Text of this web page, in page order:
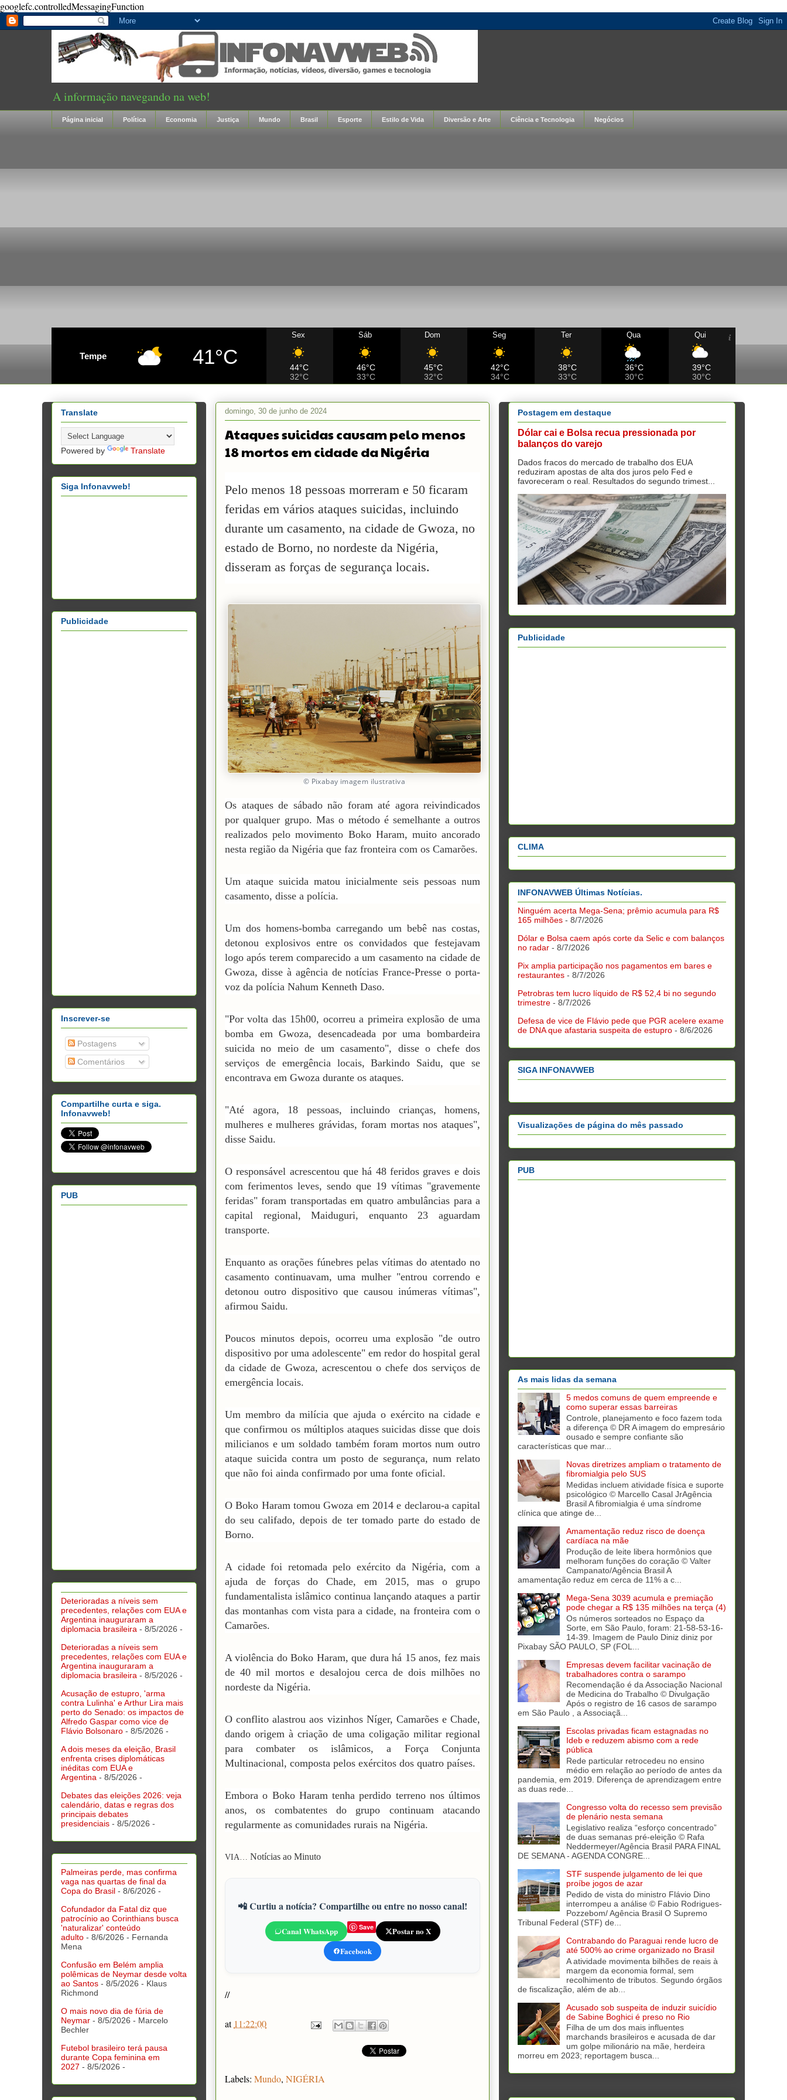
googlefc.controlledMessagingFunction
A informação navegando na web!
Página inicial Política Economia Justiça Mundo Brasil Esporte Estilo de Vida Diversão e Arte Ciência e Tecnologia Negócios
Tempe 41°C
Sex
44°C
32°C
Sáb
46°C
33°C
Dom
45°C
32°C
Seg
42°C
34°C
Ter
38°C
33°C
Qua
36°C
30°C
Qui
39°C
30°C
domingo, 30 de junho de 2024
Ataques suicidas causam pelo menos
18 mortos em cidade da Nigéria
Pelo menos 18 pessoas morreram e 50 ficaram
feridas em vários ataques suicidas, incluindo
durante um casamento, na cidade de Gwoza, no
estado de Borno, no nordeste da Nigéria,
disseram as forças de segurança locais.
© Pixabay imagem ilustrativa
Os ataques de sábado não foram até agora reivindicados
por qualquer grupo. Mas o método é semelhante a outros
realizados pelo movimento Boko Haram, muito ancorado
nesta região da Nigéria que faz fronteira com os Camarões.
Um ataque suicida matou inicialmente seis pessoas num
casamento, disse a polícia.
Um dos homens-bomba carregando um bebê nas costas,
detonou explosivos entre os convidados que festejavam
logo após terem comparecido a um casamento na cidade de
Gwoza, disse à agência de notícias France-Presse o porta-
voz da polícia Nahum Kenneth Daso.
"Por volta das 15h00, ocorreu a primeira explosão de uma
bomba em Gwoza, desencadeada por uma bombardeira
suicida no meio de um casamento", disse o chefe dos
serviços de emergência locais, Barkindo Saidu, que se
encontrava em Gwoza durante os ataques.
"Até agora, 18 pessoas, incluindo crianças, homens,
mulheres e mulheres grávidas, foram mortas nos ataques",
disse Saidu.
O responsável acrescentou que há 48 feridos graves e dois
com ferimentos leves, sendo que 19 vítimas "gravemente
feridas" foram transportadas em quatro ambulâncias para a
capital regional, Maiduguri, enquanto 23 aguardam
transporte.
Enquanto as orações fúnebres pelas vítimas do atentado no
casamento continuavam, uma mulher "entrou correndo e
detonou outro dispositivo que causou inúmeras vítimas",
afirmou Saidu.
Poucos minutos depois, ocorreu uma explosão "de outro
dispositivo por uma adolescente" em redor do hospital geral
da cidade de Gwoza, acrescentou o chefe dos serviços de
emergência locais.
Um membro da milícia que ajuda o exército na cidade e
que confirmou os múltiplos ataques suicidas disse que dois
milicianos e um soldado também foram mortos num outro
ataque suicida contra um posto de segurança, num relato
que não foi ainda confirmado por uma fonte oficial.
O Boko Haram tomou Gwoza em 2014 e declarou-a capital
do seu califado, depois de ter tomado parte do estado de
Borno.
A cidade foi retomada pelo exército da Nigéria, com a
ajuda de forças do Chade, em 2015, mas o grupo
fundamentalista islâmico continua lançando ataques a partir
das montanhas com vista para a cidade, na fronteira com o
Camarões.
A violência do Boko Haram, que dura há 15 anos, fez mais
de 40 mil mortos e desalojou cerca de dois milhões no
nordeste da Nigéria.
O conflito alastrou aos vizinhos Níger, Camarões e Chade,
dando origem à criação de uma coligação militar regional
para combater os islâmicos, a Força Conjunta
Multinacional, composta pelos exércitos dos quatro países.
Embora o Boko Haram tenha perdido terreno nos últimos
anos, os combatentes do grupo continuam atacando
regularmente as comunidades rurais na Nigéria.
VIA… Notícias ao Minuto
📲 Curtiu a notícia? Compartilhe ou entre no nosso canal!
Canal WhatsApp Save
Postar no X
Facebook
//
at 11:22:00
Labels: Mundo, NIGÉRIA
Translate
Powered by Translate
Siga Infonavweb!
Publicidade
Inscrever-se
Postagens
Comentários
Compartilhe curta e siga.
Infonavweb!
PUB
Deterioradas a níveis sem
precedentes, relações com EUA e
Argentina inauguraram a
diplomacia brasileira - 8/5/2026 -
Deterioradas a níveis sem
precedentes, relações com EUA e
Argentina inauguraram a
diplomacia brasileira - 8/5/2026 -
Acusação de estupro, 'arma
contra Lulinha' e Arthur Lira mais
perto do Senado: os impactos de
Alfredo Gaspar como vice de
Flávio Bolsonaro - 8/5/2026 -
A dois meses da eleição, Brasil
enfrenta crises diplomáticas
inéditas com EUA e
Argentina - 8/5/2026 -
Debates das eleições 2026: veja
calendário, datas e regras dos
principais debates
presidenciais - 8/5/2026 -
Palmeiras perde, mas confirma
vaga nas quartas de final da
Copa do Brasil - 8/6/2026 -
Cofundador da Fatal diz que
patrocínio ao Corinthians busca
'naturalizar' conteúdo
adulto - 8/6/2026 - Fernanda
Mena
Confusão em Belém amplia
polêmicas de Neymar desde volta
ao Santos - 8/5/2026 - Klaus
Richmond
O mais novo dia de fúria de
Neymar - 8/5/2026 - Marcelo
Bechler
Futebol brasileiro terá pausa
durante Copa feminina em
2027 - 8/5/2026 -
Postagem em destaque
Dólar cai e Bolsa recua pressionada por
balanços do varejo
Dados fracos do mercado de trabalho dos EUA
reduziram apostas de alta dos juros pelo Fed e
favoreceram o real. Resultados do segundo trimest...
Publicidade
CLIMA
INFONAVWEB Últimas Notícias.
Ninguém acerta Mega-Sena; prêmio acumula para R$
165 milhões - 8/7/2026
Dólar e Bolsa caem após corte da Selic e com balanços
no radar - 8/7/2026
Pix amplia participação nos pagamentos em bares e
restaurantes - 8/7/2026
Petrobras tem lucro líquido de R$ 52,4 bi no segundo
trimestre - 8/7/2026
Defesa de vice de Flávio pede que PGR acelere exame
de DNA que afastaria suspeita de estupro - 8/6/2026
SIGA INFONAVWEB
Visualizações de página do mês passado
PUB
As mais lidas da semana
5 medos comuns de quem empreende e
como superar essas barreiras
Controle, planejamento e foco fazem toda
a diferença © DR A imagem do empresário
ousado e sempre confiante são
características que mar...
Novas diretrizes ampliam o tratamento de
fibromialgia pelo SUS
Medidas incluem atividade física e suporte
psicológico © Marcello Casal JrAgência
Brasil A fibromialgia é uma síndrome
clínica que atinge de...
Amamentação reduz risco de doença
cardíaca na mãe
Produção de leite libera hormônios que
melhoram funções do coração © Valter
Campanato/Agência Brasil A
amamentação reduz em cerca de 11% a c...
Mega-Sena 3039 acumula e premiação
pode chegar a R$ 135 milhões na terça (4)
Os números sorteados no Espaço da
Sorte, em São Paulo, foram: 21-58-53-16-
14-39. Imagem de Paulo Diniz diniz por
Pixabay SÃO PAULO, SP (FOL...
Empresas devem facilitar vacinação de
trabalhadores contra o sarampo
Recomendação é da Associação Nacional
de Medicina do Trabalho © Divulgação
Após o registro de 16 casos de sarampo
em São Paulo , a Associaçã...
Escolas privadas ficam estagnadas no
Ideb e reduzem abismo com a rede
pública
Rede particular retrocedeu no ensino
médio em relação ao período de antes da
pandemia, em 2019. Diferença de aprendizagem entre
as duas rede...
Congresso volta do recesso sem previsão
de plenário nesta semana
Legislativo realiza “esforço concentrado”
de duas semanas pré-eleição © Rafa
Neddermeyer/Agência Brasil PARA FINAL
DE SEMANA - AGENDA CONGRE...
STF suspende julgamento de lei que
proíbe jogos de azar
Pedido de vista do ministro Flávio Dino
interrompeu a análise © Fabio Rodrigues-
Pozzebom/ Agência Brasil O Supremo
Tribunal Federal (STF) de...
Contrabando do Paraguai rende lucro de
até 500% ao crime organizado no Brasil
A atividade movimenta bilhões de reais à
margem da economia formal, sem
recolhimento de tributos. Segundo órgãos
de fiscalização, além de ab...
Acusado sob suspeita de induzir suicídio
de Sabine Boghici é preso no Rio
Filha de um dos mais influentes
marchands brasileiros e acusada de dar
um golpe milionário na mãe, herdeira
morreu em 2023; reportagem busca...